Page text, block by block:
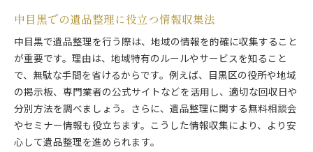
中目黒での遺品整理に役立つ情報収集法
中目黒で遺品整理を行う際は、地域の情報を的確に収集すること
が重要です。理由は、地域特有のルールやサービスを知ること
で、無駄な手間を省けるからです。例えば、目黒区の役所や地域
の掲示板、専門業者の公式サイトなどを活用し、適切な回収日や
分別方法を調べましょう。さらに、遺品整理に関する無料相談会
やセミナー情報も役立ちます。こうした情報収集により、より安
心して遺品整理を進められます。